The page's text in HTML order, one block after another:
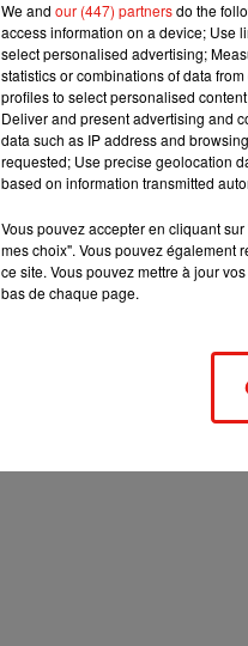
We and our (447) partnersdo the
access information on a device; Use
select personalised advertising;
statistics or combinations of data
profiles to select personalised
Deliver and present advertising and
data such as IP address and
requested; Use precise geolocation
based on information transmitted
Vous pouvez accepter en cliquant
mes choix". Vous pouvez également
ce site. Vous pouvez mettre à jour
bas de chaque page.